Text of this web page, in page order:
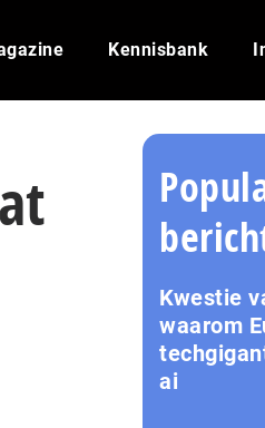
Kennisbank
Kwestie
waarom
ai